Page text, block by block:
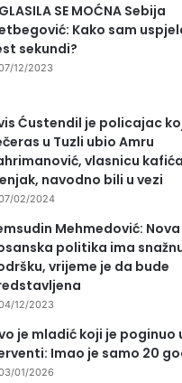
SE MOĆNA Sebija
Kako sam
sekundi?
12/2023
Ćustendil je policajac
u Tuzli ubio Amru
vlasnicu
navodno bili u vezi
02/2024
Mehmedović: Nova
politika ima
vrijeme je da bude
12/2023
je mladić koji je poginuo
Imao je samo 20
01/2026